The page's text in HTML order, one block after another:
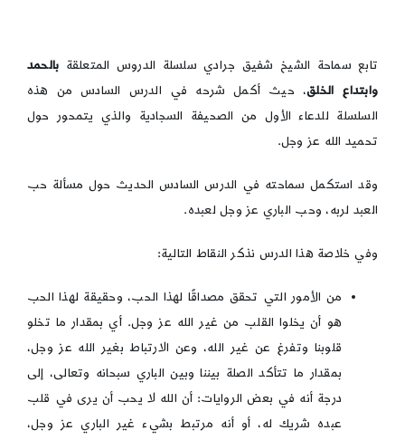
تابع سماحة الشيخ شفيق جرادي سلسلة الدروس المتعلقة بالحمد
وابتداع الخلق، حيث أكمل شرحه في الدرس السادس من هذه
السلسلة للدعاء الأول من الصحيفة السجادية والذي يتمحور حول
تحميد الله عز وجل.
وقد استكمل سماحته في الدرس السادس الحديث حول مسألة حب
العبد لربه، وحب الباري عز وجل لعبده.
وفي خلاصة هذا الدرس نذكر النقاط التالية:
من الأمور التي تحقق مصداقًا لهذا الحب، وحقيقة لهذا الحب
هو أن يخلوا القلب من غير الله عز وجل. أي بمقدار ما تخلو
قلوبنا وتفرغ عن غير الله، وعن الارتباط بغير الله عز وجل،
بمقدار ما تتأكد الصلة بيننا وبين الباري سبحانه وتعالى، إلى
درجة أنه في بعض الروايات: أن الله لا يحب أن يرى في قلب
عبده شريك له، أو أنه مرتبط بشيء غير الباري عز وجل،